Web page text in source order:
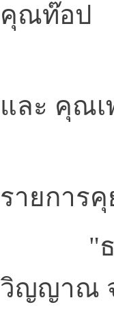
คุณท๊อป
และ คุณเ
รายการ
"ธรร
วิญญาณ